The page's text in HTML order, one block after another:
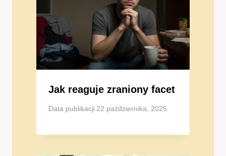
Jak reaguje zraniony facet
Data publikacji 22 października, 2025